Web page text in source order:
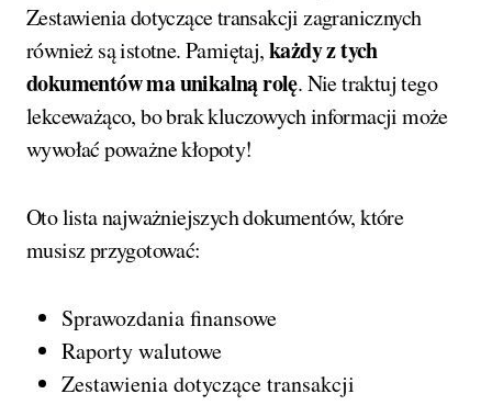
Zestawienia dotyczące transakcji zagranicznych
również są istotne. Pamiętaj,każdy z tych
dokumentów ma unikalną rolę. Nie traktuj tego
lekceważąco, bo brak kluczowych informacji może
wywołać poważne kłopoty!
Oto lista najważniejszych dokumentów, które
musisz przygotować:
Sprawozdania finansowe
Raporty walutowe
Zestawienia dotyczące transakcji